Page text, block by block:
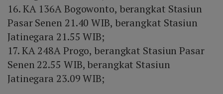
16. KA 136A Bogowonto, berangkat Stasiun
Pasar Senen 21.40 WIB, berangkat Stasiun
Jatinegara 21.55 WIB;
17. KA 248A Progo, berangkat Stasiun Pasar
Senen 22.55 WIB, berangkat Stasiun
Jatinegara 23.09 WIB;